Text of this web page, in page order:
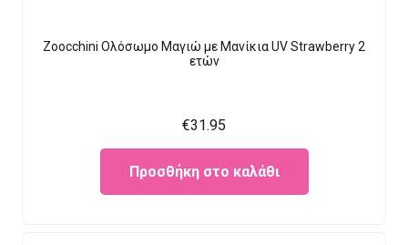
Zoocchini Ολόσωμο Μαγιώ με Μανίκια UV Strawberry 2
ετών
€31.95
Προσθήκη στο καλάθι